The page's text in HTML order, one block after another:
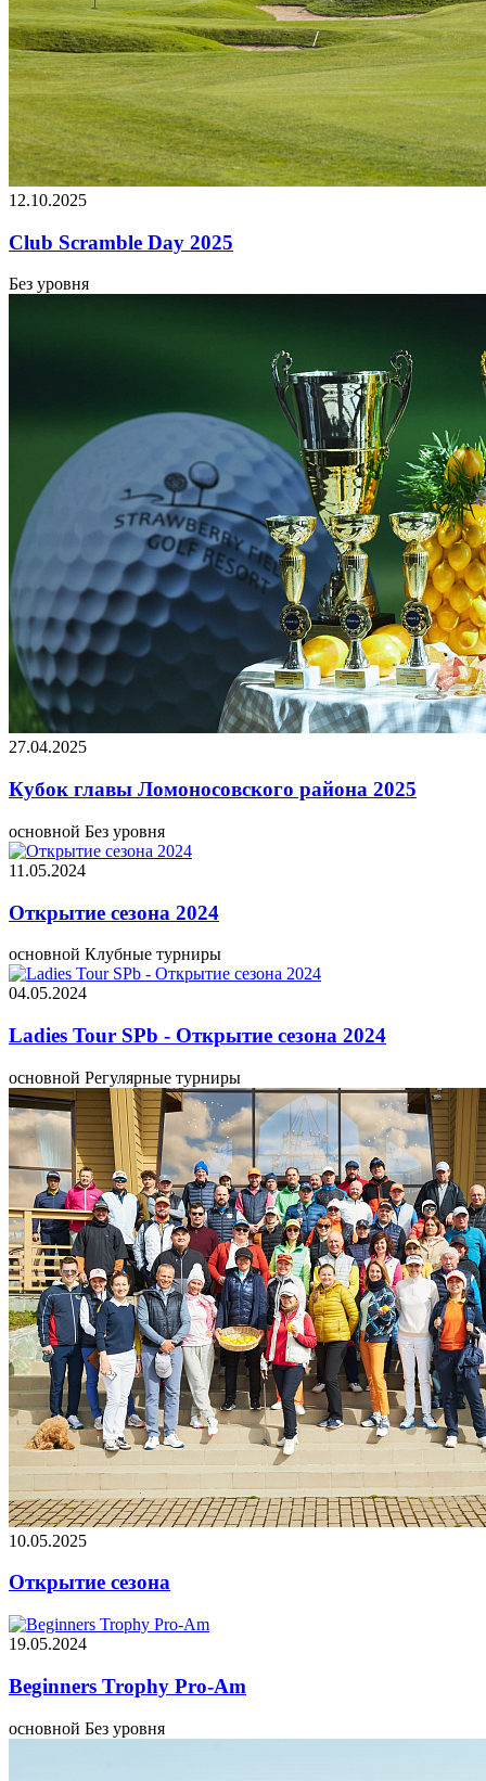
12.10.2025
Club Scramble Day 2025
Без уровня
27.04.2025
Кубок главы Ломоносовского района 2025
основной Без уровня
11.05.2024
Открытие сезона 2024
основной Клубные турниры
04.05.2024
Ladies Tour SPb - Открытие сезона 2024
основной Регулярные турниры
10.05.2025
Открытие сезона
19.05.2024
Beginners Trophy Pro-Am
основной Без уровня